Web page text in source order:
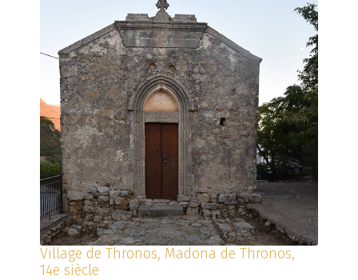
Village de Thronos, Madona de Thronos,
14e siècle